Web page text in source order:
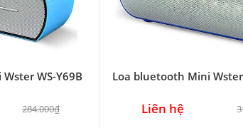
WS-Y69B
284.000₫
Loa bluetooth Mini Wster
Liên hệ